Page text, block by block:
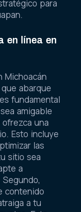
para
en línea en
Michoacán
abarque
fundamental
amigable
una
Esto incluye
las
sitio sea
a
contenido
a tu